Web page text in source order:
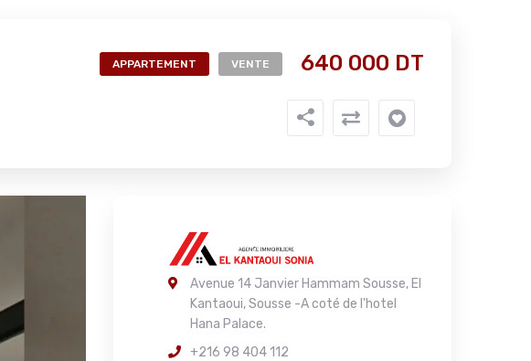
APPARTEMENT VENTE 640 000 DT
Avenue 14 Janvier Hammam Sousse, El
Kantaoui, Sousse -A coté de l'hotel
Hana Palace.
+216 98 404 112